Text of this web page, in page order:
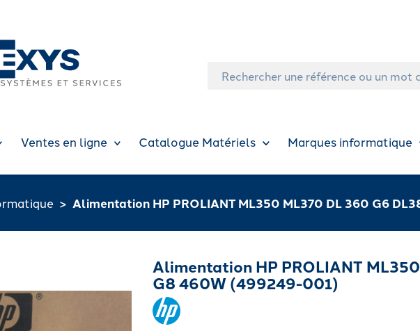
Ventes en ligne Catalogue Matériels Marques informatique
Alimentation HP PROLIANT ML350 ML370 DL 360 G6
Alimentation HP PROLIANT
G8 460W (499249-001)